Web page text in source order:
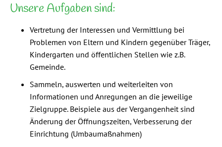
Unsere Aufgaben sind:
Vertretung der Interessen und Vermittlung bei
Problemen von Eltern und Kindern gegenüber Träger,
Kindergarten und öffentlichen Stellen wie z.B.
Gemeinde.
Sammeln, auswerten und weiterleiten von
Informationen und Anregungen an die jeweilige
Zielgruppe. Beispiele aus der Vergangenheit sind
Änderung der Öffnungszeiten, Verbesserung der
Einrichtung (Umbaumaßnahmen)